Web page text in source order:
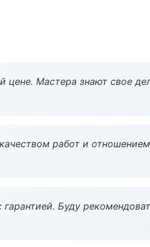
цене. Мастера знают свое
работ и
Буду